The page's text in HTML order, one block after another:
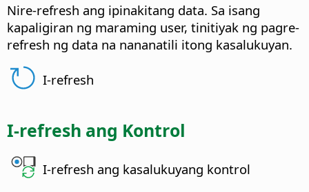
Nire-refresh ang ipinakitang data. Sa isang
kapaligiran ng maraming user, tinitiyak ng pagre-
refresh ng data na nananatili itong kasalukuyan.
I-refresh
I-refresh ang Kontrol
I-refresh ang kasalukuyang kontrol